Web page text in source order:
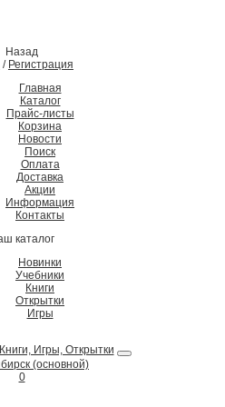
Назад
/ Регистрация
Главная
Каталог
Прайс-листы
Корзина
Новости
Поиск
Оплата
Доставка
Акции
Информация
Контакты
каталог
Новинки
Учебники
Книги
Открытки
Игры
(основной)
0